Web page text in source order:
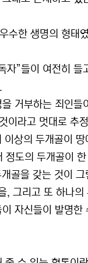
수한 생명의 형태
”들이 여전히
거부하는 죄인
이라고 멋대로 추
상의 두개골이
도의 두개골이
골을 갖는 것이
그리고 또 하나
자신들이 발명